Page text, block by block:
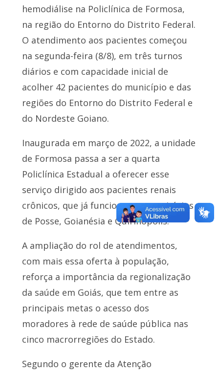
hemodiálise na Policlínica de Formosa,
na região do Entorno do Distrito Federal.
O atendimento aos pacientes começou
na segunda-feira (8/8), em três turnos
diários e com capacidade inicial de
acolher 42 pacientes do município e das
regiões do Entorno do Distrito Federal e
do Nordeste Goiano.
Inaugurada em março de 2022, a unidade
de Formosa passa a ser a quarta
Policlínica Estadual a oferecer esse
serviço dirigido aos pacientes renais
crônicos, que já funciona nos municípios
de Posse, Goianésia e Quirinópolis.
A ampliação do rol de atendimentos,
com mais essa oferta à população,
reforça a importância da regionalização
da saúde em Goiás, que tem entre as
principais metas o acesso dos
moradores à rede de saúde pública nas
cinco macrorregiões do Estado.
Segundo o gerente da Atenção